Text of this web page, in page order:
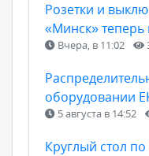
Розетки и
«Минск»
Вчера, в 11:02
оборудовании
5 августа в 14:52
Круглый стол